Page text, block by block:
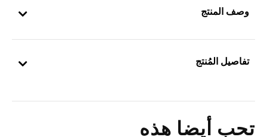
وصف المنتج
تفاصيل المُنتج
تحب أيضا هذه